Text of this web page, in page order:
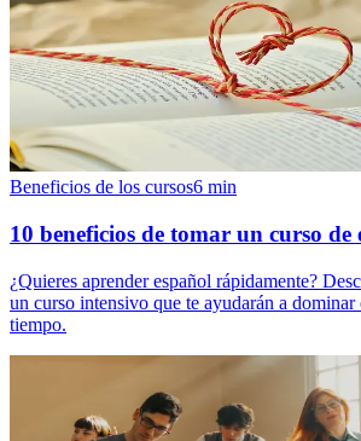
Beneficios de los cursos6 min
10 beneficios de tomar un curso de
¿Quieres aprender español rápidamente?
un curso intensivo que te ayudarán a dominar
tiempo.